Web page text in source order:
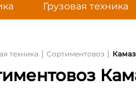
Грузовая техника
техника | Сортиментовоз |